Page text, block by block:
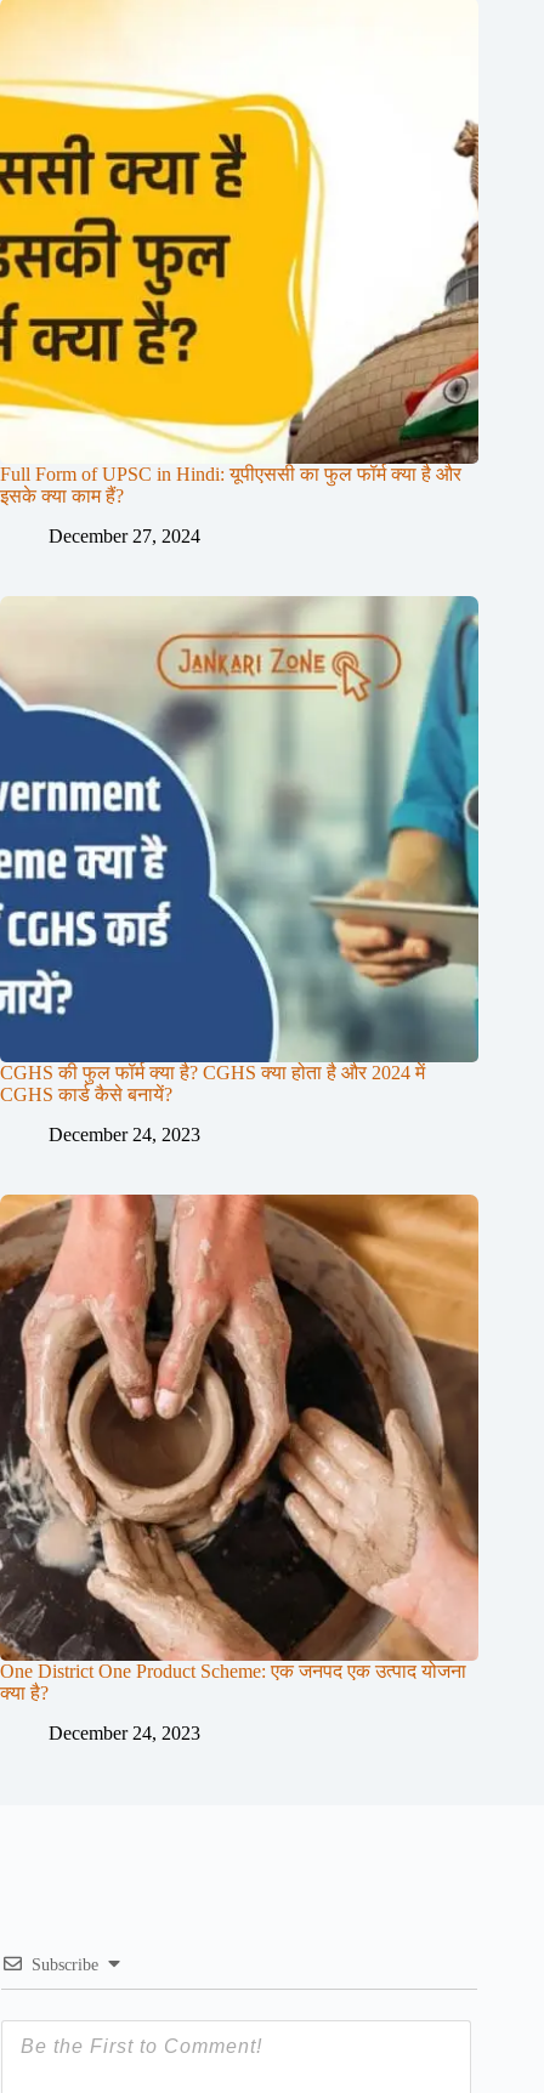
Full Form of UPSC in Hindi: यूपीएससी का फुल फॉर्म क्या है और
इसके क्या काम हैं?
December 27, 2024
CGHS की फुल फॉर्म क्या है? CGHS क्या होता है और 2024 में
CGHS कार्ड कैसे बनायें?
December 24, 2023
One District One Product Scheme: एक जनपद एक उत्पाद योजना
क्या है?
December 24, 2023
Subscribe